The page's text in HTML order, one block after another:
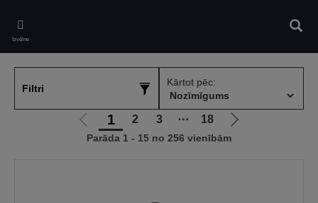
main
content
Izvēlne
Filtri
Kārtot pēc:
Iet
uz
1 2 3 ⋯ 18
Iet
uz
Parāda 1 - 15 no 256 vienībām